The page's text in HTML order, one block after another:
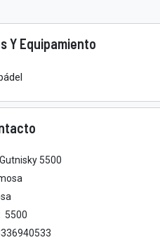
Y Equipamiento
5500
5500